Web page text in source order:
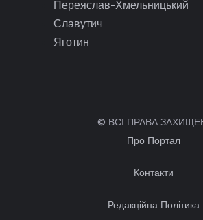
Переяслав-Хмельницький
Славутич
Яготин
© ВСІ ПРАВА
Про Портал
Контакти
Редакційна Політика